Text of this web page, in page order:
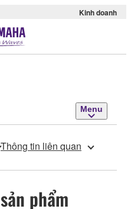
Kinh doanh
Menu
Thông tin liên quan
phẩm